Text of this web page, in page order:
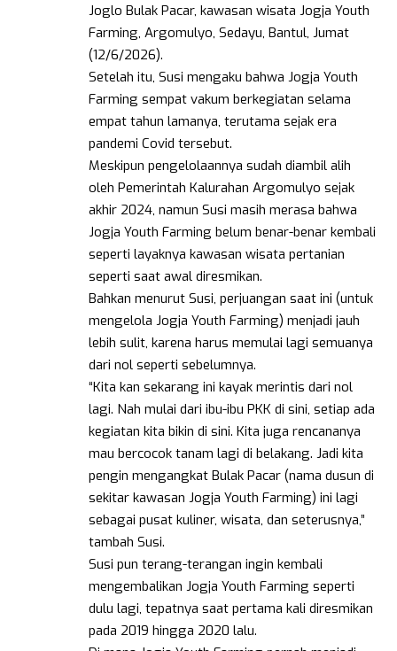
Joglo Bulak Pacar, kawasan wisata Jogja Youth
Farming, Argomulyo, Sedayu, Bantul, Jumat
(12/6/2026).
Setelah itu, Susi mengaku bahwa Jogja Youth
Farming sempat vakum berkegiatan selama
empat tahun lamanya, terutama sejak era
pandemi Covid tersebut.
Meskipun pengelolaannya sudah diambil alih
oleh Pemerintah Kalurahan Argomulyo sejak
akhir 2024, namun Susi masih merasa bahwa
Jogja Youth Farming belum benar-benar kembali
seperti layaknya kawasan wisata pertanian
seperti saat awal diresmikan.
Bahkan menurut Susi, perjuangan saat ini (untuk
mengelola Jogja Youth Farming) menjadi jauh
lebih sulit, karena harus memulai lagi semuanya
dari nol seperti sebelumnya.
“Kita kan sekarang ini kayak merintis dari nol
lagi. Nah mulai dari ibu-ibu PKK di sini, setiap ada
kegiatan kita bikin di sini. Kita juga rencananya
mau bercocok tanam lagi di belakang. Jadi kita
pengin mengangkat Bulak Pacar (nama dusun di
sekitar kawasan Jogja Youth Farming) ini lagi
sebagai pusat kuliner, wisata, dan seterusnya,”
tambah Susi.
Susi pun terang-terangan ingin kembali
mengembalikan Jogja Youth Farming seperti
dulu lagi, tepatnya saat pertama kali diresmikan
pada 2019 hingga 2020 lalu.